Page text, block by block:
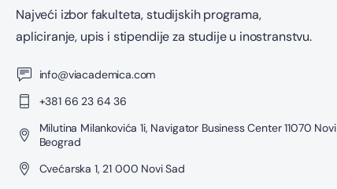
Najveći izbor fakulteta, studijskih programa,
apliciranje, upis i stipendije za studije u inostranstvu.
info@viacademica.com
+381 66 23 64 36
Milutina Milankovića 1i, Navigator Business Center 11070 Novi
Beograd
Cvećarska 1, 21 000 Novi Sad